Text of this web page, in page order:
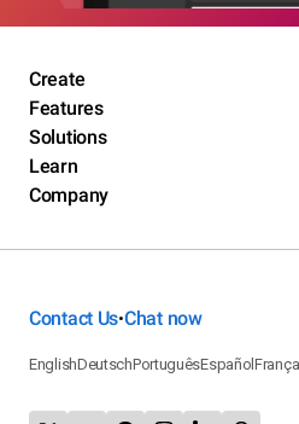
Create
Features
Solutions
Learn
Company
Contact Us•Chat now
EnglishDeutschPortuguêsEspañol